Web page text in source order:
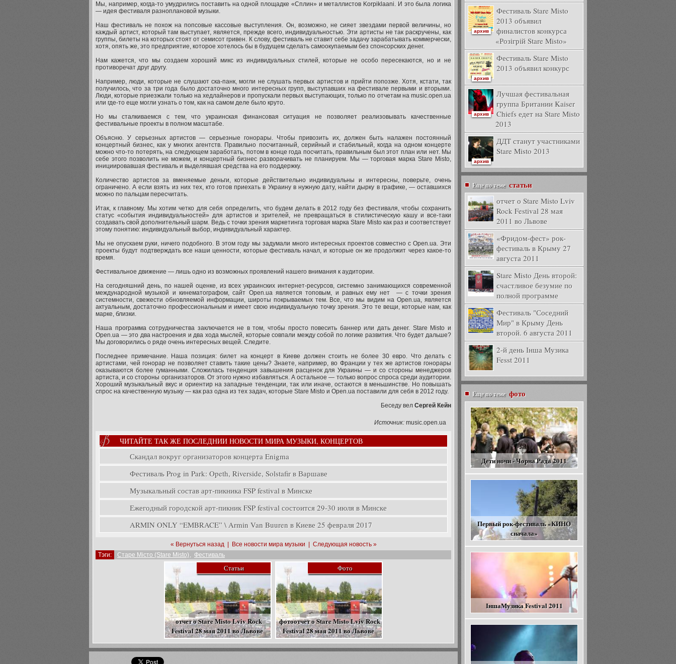
Мы, например, когда-то умудрились поставить на одной площадке «Сплин» и металлистов Korpiklaani. И это была логика
— идея фестиваля разноплановой музыки.
Наш фестиваль не похож на попсовые кассовые выступления. Он, возможно, не сияет звездами первой величины, но
каждый артист, который там выступает, является, прежде всего, индивидуальностью. Эти артисты не так раскручены, как
группы, билеты на которых стоят от семисот гривен. К слову, фестиваль не ставит себе задачу зарабатывать коммерчески,
хотя, опять же, это предприятие, которое хотелось бы в будущем сделать самоокупаемым без спонсорских денег.
Нам кажется, что мы создаем хороший микс из индивидуальных стилей, которые не особо пересекаются, но и не
противоречат друг другу.
Например, люди, которые не слушают ска-панк, могли не слушать первых артистов и прийти попозже. Хотя, кстати, так
получилось, что за три года было достаточно много интересных групп, выступавших на фестивале первыми и вторыми.
Люди, которые приезжали только на хедлайнеров и пропускали первых выступающих, только по отчетам на music.open.ua
или где-то еще могли узнать о том, как на самом деле было круто.
Но мы сталкиваемся с тем, что украинская финансовая ситуация не позволяет реализовывать качественные
фестивальные проекты в полном масштабе.
Объясню. У серьезных артистов — серьезные гонорары. Чтобы привозить их, должен быть налажен постоянный
концертный бизнес, как у многих агентств. Правильно посчитанный, серийный и стабильный, когда на одном концерте
можно что-то потерять, на следующем заработать, потом в конце года посчитать, правильным был этот план или нет. Мы
себе этого позволить не можем, и концертный бизнес разворачивать не планируем. Мы — торговая марка Stare Misto,
инициировавшая фестиваль и выделявшая средства на его поддержку.
Количество артистов за вменяемые деньги, которые действительно индивидуальны и интересны, поверьте, очень
ограничено. А если взять из них тех, кто готов приехать в Украину в нужную дату, найти дырку в графике, — оставшихся
можно по пальцам пересчитать.
Итак, к главному. Мы хотим четко для себя определить, что будем делать в 2012 году без фестиваля, чтобы сохранить
статус «события индивидуальностей» для артистов и зрителей, не превращаться в стилистическую кашу и все-таки
создавать свой дополнительный шарм. Ведь с точки зрения маркетинга торговая марка Stare Misto как раз и соответствует
этому понятию: индивидуальный выбор, индивидуальный характер.
Мы не опускаем руки, ничего подобного. В этом году мы задумали много интересных проектов совместно с Open.ua. Эти
проекты будут подтверждать все наши ценности, которые фестиваль начал, и которые он же продолжит через какое-то
время.
Фестивальное движение — лишь одно из возможных проявлений нашего внимания к аудитории.
На сегодняшний день, по нашей оценке, из всех украинских интернет-ресурсов, системно занимающихся современной
международной музыкой и кинематографом, сайт Open.ua является топовым, и равных ему нет — с точки зрения
системности, свежести обновляемой информации, широты покрываемых тем. Все, что мы видим на Open.ua, является
актуальным, достаточно профессиональным и имеет свою индивидуальную точку зрения. Это те вещи, которые нам, как
марке, близки.
Наша программа сотрудничества заключается не в том, чтобы просто повесить баннер или дать денег. Stare Misto и
Open.ua — это два настроения и два хода мыслей, которые совпали между собой по логике развития. Что будет дальше?
Мы договорились о ряде очень интересных вещей. Следите.
Последнее примечание. Наша позиция: билет на концерт в Киеве должен стоить не более 30 евро. Что делать с
артистами, чей гонорар не позволяет ставить такие цены? Знаете, например, во Франции у тех же артистов гонорары
оказываются более гуманными. Сложилась тенденция завышения расценок для Украины — и со стороны менеджеров
артиста, и со стороны организаторов. От этого нужно избавляться. А остальное — только вопрос спроса среди аудитории.
Хороший музыкальный вкус и ориентир на западные тенденции, так или иначе, остаются в меньшинстве. Но повышать
спрос на качественную музыку — как раз одна из тех задач, которые Stare Misto и Open.ua поставили для себя в 2012 году.
Беседу вел Сергей Кейн
Источник: music.open.ua
ЧИТАЙТЕ ТАК ЖЕ ПОСЛЕДНИИ НОВОСТИ МИРА МУЗЫКИ, КОНЦЕРТОВ
Скандал вокруг организаторов концерта Enigma
Фестиваль Prog in Park: Opeth, Riverside, Solstafir в Варшаве
Музыкальный состав арт-пикника FSP festival в Минске
Ежегодный городской арт-пикник FSP festival состоится 29-30 июля в Минске
ARMIN ONLY “EMBRACE” \ Armin Van Buuren в Киеве 25 февраля 2017
« Вернуться назад Все новости мира музыки
Следующая новость »
Тэги:
Старе Місто (Stare Misto) , Фестиваль
Статьи
отчет о Stare Misto Lviv Rock
Festival 28 мая 2011 во Львове
Фото
фотоотчет о Stare Misto Lviv Rock
Festival 28 мая 2011 во Львове
Фестиваль Stare Misto
2013 объявил
финалистов конкурса
«Розігрій Stare Misto»
архив
Фестиваль Stare Misto
2013 объявил конкурс
архив
Лучшая фестивальная
группа Британии Kaiser
Chiefs едет на Stare Misto
2013
архив
ДДT станут участниками
Stare Misto 2013
архив
Еще по теме статьи
отчет о Stare Misto Lviv
Rock Festival 28 мая
2011 во Львове
«Фридом-фест» рок-
фестиваль в Крыму 27
августа 2011
Stare Misto День второй:
счастливое безумие по
полной программе
Фестиваль "Соседний
Мир" в Крыму День
второй. 6 августа 2011
2-й день Інша Музика
Fesst 2011
Еще по теме фото
Дети ночи - Чорна Рада 2011
Первый рок-фестиваль «КИНО
сначала»
ІншаМузика Festival 2011